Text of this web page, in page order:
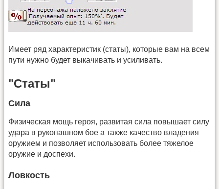
Имеет ряд характеристик (статы), которые вам на всем
пути нужно будет выкачивать и усиливать.
"Статы"
Сила
Физическая мощь героя, развитая сила повышает силу
удара в рукопашном бое а также качество владения
оружием и позволяет использовать более тяжелое
оружие и доспехи.
Ловкость